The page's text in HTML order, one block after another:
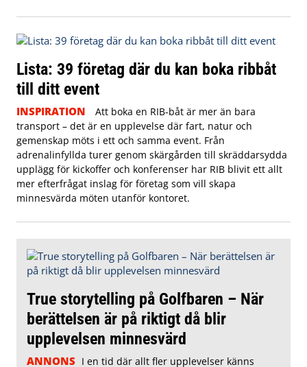
Lista: 39 företag där du kan boka ribbåt
till ditt event
INSPIRATION
Att boka en RIB-båt är mer än bara
transport – det är en upplevelse där fart, natur och
gemenskap möts i ett och samma event. Från
adrenalinfyllda turer genom skärgården till skräddarsydda
upplägg för kickoffer och konferenser har RIB blivit ett allt
mer efterfrågat inslag för företag som vill skapa
minnesvärda möten utanför kontoret.
True storytelling på Golfbaren – När
berättelsen är på riktigt då blir
upplevelsen minnesvärd
ANNONS I en tid där allt fler upplevelser känns